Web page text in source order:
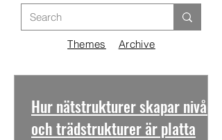
Themes Archive
Hur nätstrukturer skapar nivåer
och trädstrukturer är platta